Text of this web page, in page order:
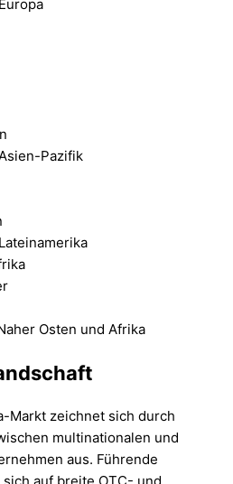
Pazifik
Osten und Afrika
Markt zeichnet sich durch
multinationalen und
aus. Führende